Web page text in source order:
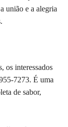
união e a alegria
os interessados
7273. É uma
de sabor,